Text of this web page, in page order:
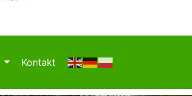
Kontakt